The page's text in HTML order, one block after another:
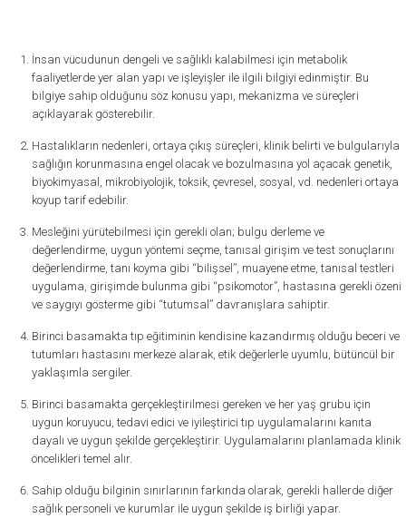
İnsan vücudunun dengeli ve sağlıklı kalabilmesi için metabolik
faaliyetlerde yer alan yapı ve işleyişler ile ilgili bilgiyi edinmiştir. Bu
bilgiye sahip olduğunu söz konusu yapı, mekanizma ve süreçleri
açıklayarak gösterebilir.
Hastalıkların nedenleri, ortaya çıkış süreçleri, klinik belirti ve bulgularıyla
sağlığın korunmasına engel olacak ve bozulmasına yol açacak genetik,
biyokimyasal, mikrobiyolojik, toksik, çevresel, sosyal, vd. nedenleri ortaya
koyup tarif edebilir.
Mesleğini yürütebilmesi için gerekli olan; bulgu derleme ve
değerlendirme, uygun yöntemi seçme, tanısal girişim ve test sonuçlarını
değerlendirme, tanı koyma gibi “bilişsel”, muayene etme, tanısal testleri
uygulama, girişimde bulunma gibi “psikomotor”, hastasına gerekli özeni
ve saygıyı gösterme gibi “tutumsal” davranışlara sahiptir.
Birinci basamakta tıp eğitiminin kendisine kazandırmış olduğu beceri ve
tutumları hastasını merkeze alarak, etik değerlerle uyumlu, bütüncül bir
yaklaşımla sergiler.
Birinci basamakta gerçekleştirilmesi gereken ve her yaş grubu için
uygun koruyucu, tedavi edici ve iyileştirici tıp uygulamalarını kanıta
dayalı ve uygun şekilde gerçekleştirir. Uygulamalarını planlamada klinik
öncelikleri temel alır.
Sahip olduğu bilginin sınırlarının farkında olarak, gerekli hallerde diğer
sağlık personeli ve kurumlar ile uygun şekilde iş birliği yapar.